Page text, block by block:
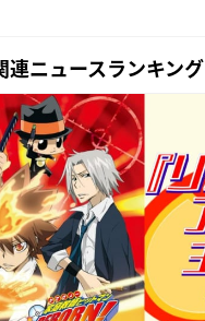
連ニュースランキング